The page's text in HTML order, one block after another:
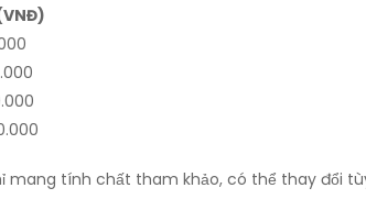
mang tính chất tham khảo, có thể thay đổi